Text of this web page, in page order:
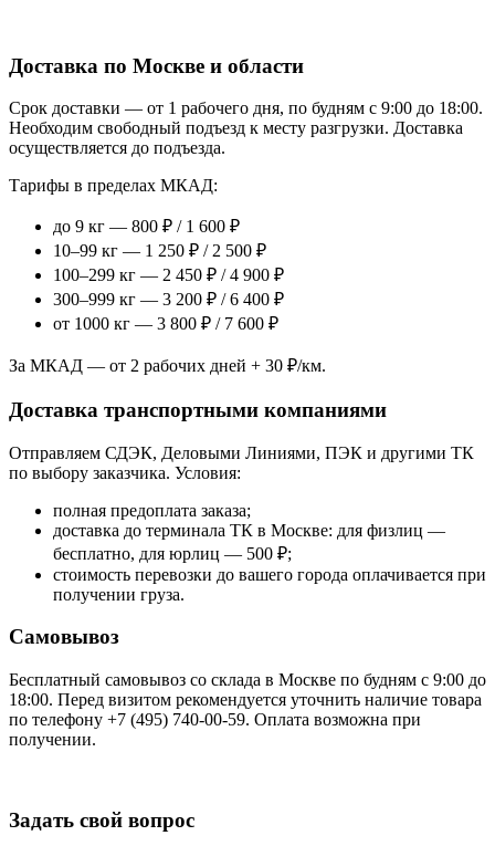
Доставка по Москве и области
Срок доставки — от 1 рабочего дня, по будням с 9:00 до 18:00.
Необходим свободный подъезд к месту разгрузки. Доставка
осуществляется до подъезда.
Тарифы в пределах МКАД:
до 9 кг — 800 ₽ / 1 600 ₽
10–99 кг — 1 250 ₽ / 2 500 ₽
100–299 кг — 2 450 ₽ / 4 900 ₽
300–999 кг — 3 200 ₽ / 6 400 ₽
от 1000 кг — 3 800 ₽ / 7 600 ₽
За МКАД — от 2 рабочих дней + 30 ₽/км.
Доставка транспортными компаниями
Отправляем СДЭК, Деловыми Линиями, ПЭК и другими ТК
по выбору заказчика. Условия:
полная предоплата заказа;
доставка до терминала ТК в Москве: для физлиц —
бесплатно, для юрлиц — 500 ₽;
стоимость перевозки до вашего города оплачивается при
получении груза.
Самовывоз
Бесплатный самовывоз со склада в Москве по будням с 9:00 до
18:00. Перед визитом рекомендуется уточнить наличие товара
по телефону +7 (495) 740-00-59. Оплата возможна при
получении.
Задать свой вопрос